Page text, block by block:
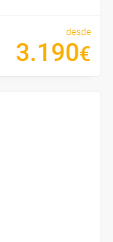
desde
3.190€